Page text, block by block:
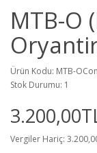
MTB-O
Ürün Kodu: MTB-
Stok Durumu: 1
Vergiler Hariç: